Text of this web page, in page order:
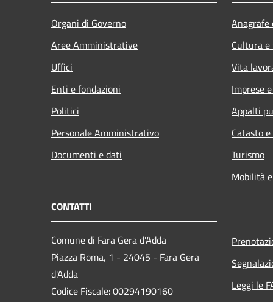
Organi di Governo
Aree Amministrative
Uffici
Enti e fondazioni
Politici
Personale Amministrativo
Documenti e dati
Cultura
Vita
Imprese
Appalti
Catasto
Turismo
Mobilità
CONTATTI
Comune di Fara Gera d'Adda
Piazza Roma, 1 - 24045 - Fara Gera
d'Adda
Codice Fiscale: 00294190160
Leggi le